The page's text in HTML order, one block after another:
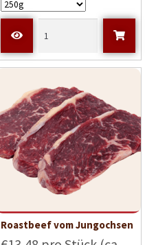
Roastbeef vom Jungochsen